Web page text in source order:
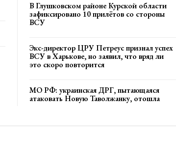
В Глушковском районе Курской области
зафиксировано 10 прилётов со стороны
ВСУ
Экс-директор ЦРУ Петреус признал успех
ВСУ в Харькове, но заявил, что вряд ли
это скоро повторится
МО РФ: украинская ДРГ, пытающаяся
атаковать Новую Таволжанку, отошла